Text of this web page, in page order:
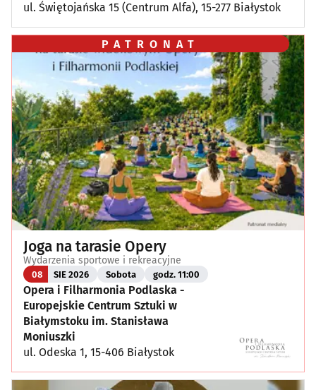
ul. Świętojańska 15 (Centrum Alfa), 15-277 Białystok
PATRONAT
Joga na tarasie Opery
Wydarzenia sportowe i rekreacyjne
08 SIE 2026 Sobota godz. 11:00
Opera i Filharmonia Podlaska -
Europejskie Centrum Sztuki w
Białymstoku im. Stanisława
Moniuszki
ul. Odeska 1, 15-406 Białystok